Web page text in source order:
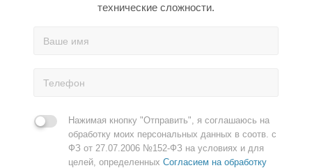
технические сложности.
Нажимая кнопку "Отправить", я соглашаюсь на
обработку моих персональных данных в соотв. с
ФЗ от 27.07.2006 №152-ФЗ на условиях и для
целей, определенных Согласием на обработку